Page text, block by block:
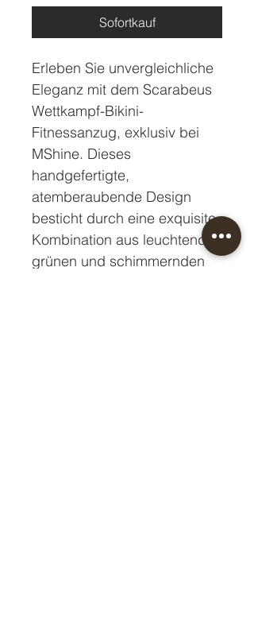
Sofortkauf
Erleben Sie unvergleichliche
Eleganz mit dem Scarabeus
Wettkampf-Bikini-
Fitnessanzug, exklusiv bei
MShine. Dieses
handgefertigte,
atemberaubende Design
besticht durch eine exquisite
Kombination aus leuchtend
grünen und schimmernden